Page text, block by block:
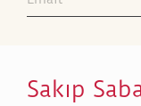
Sakıp